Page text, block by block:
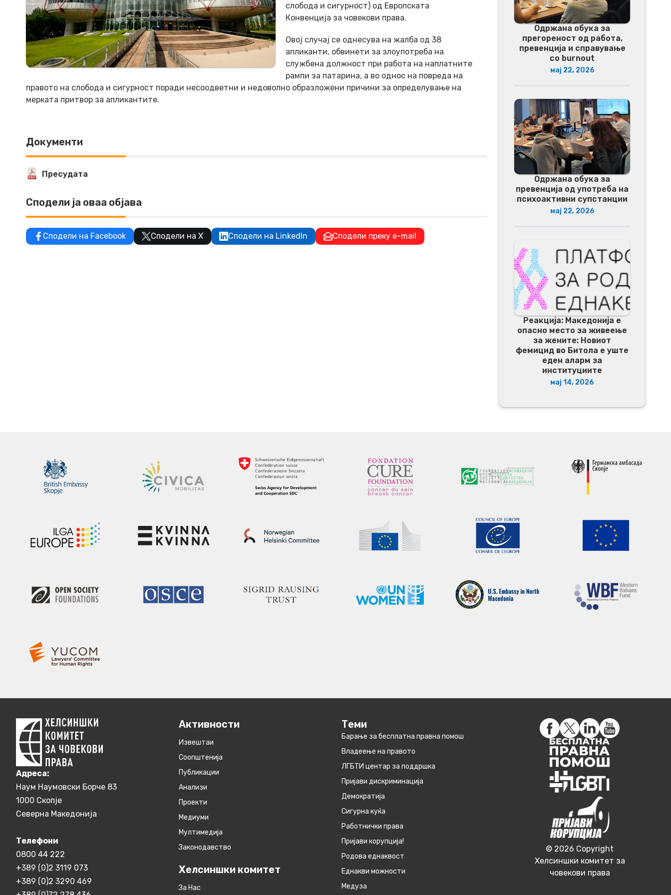
слобода и сигурност) од Европската
Конвенција за човекови права.
Овој случај се однесува на жалба од 38
апликанти, обвинети за злоупотреба на
службена должност при работа на наплатните
рампи за патарина, а во однос на повреда на
правото на слобода и сигурност поради несоодветни и недоволно образложени причини за определување на
мерката притвор за апликантите.
Документи
Пресудата
Сподели ја оваа објава
Сподели на Facebook Сподели на X Сподели на LinkedIn Сподели преку e-mail
Одржана обука за
прегореност од работа,
превенција и справување
со burnout
мај 22, 2026
Одржана обука за
превенција од употреба на
психоактивни супстанции
мај 22, 2026
Реакција: Македонија е
опасно место за живеење
за жените: Новиот
фемицид во Битола е уште
еден аларм за
институциите
мај 14, 2026
Aдреса:
Наум Наумовски Борче 83
1000 Скопје
Северна Македонија
Телефони
0800 44 222
+389 (0)2 3119 073
+389 (0)2 3290 469
Активности
Извештаи
Соопштенија
Публикации
Анализи
Проекти
Медиуми
Мултимедија
Законодавство
Хелсиншки комитет
За Нас
Теми
Барање за бесплатна правна помош
Владеење на правото
ЛГБТИ центар за поддршка
Пријави дискриминација
Демократија
Сигурна куќа
Работнички права
Пријави корупција!
Родова еднаквост
Eднакви можности
Медуза
© 2026 Copyright
Хелсиншки комитет за
човекови права